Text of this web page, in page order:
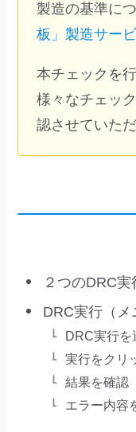
製造の基準に
板」製造サー
本チェックを
様々なチェッ
認させていた
２つのDRC実
DRC実行（メ
DRC実行を
実行をクリ
結果を確認
エラー内容